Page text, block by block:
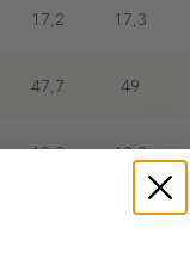
17,2 17,3
47,7 49
13,9 13,9
29,3